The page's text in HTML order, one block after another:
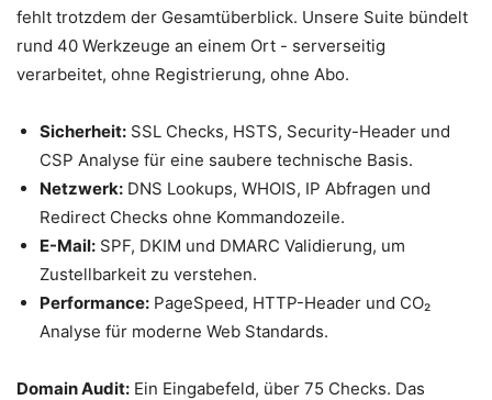
fehlt trotzdem der Gesamtüberblick. Unsere Suite bündelt
rund 40 Werkzeuge an einem Ort - serverseitig
verarbeitet, ohne Registrierung, ohne Abo.
Sicherheit: SSL Checks, HSTS, Security-Header und
CSP Analyse für eine saubere technische Basis.
Netzwerk: DNS Lookups, WHOIS, IP Abfragen und
Redirect Checks ohne Kommandozeile.
E-Mail: SPF, DKIM und DMARC Validierung, um
Zustellbarkeit zu verstehen.
Performance: PageSpeed, HTTP-Header und CO₂
Analyse für moderne Web Standards.
Domain Audit: Ein Eingabefeld, über 75 Checks. Das